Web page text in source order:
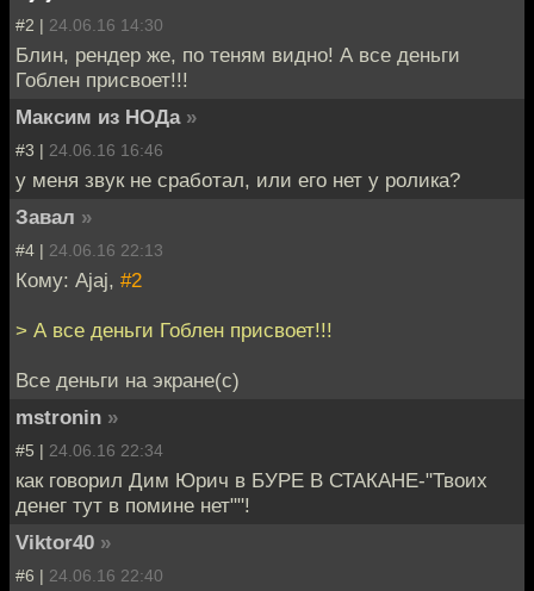
#2 | 24.06.16 14:30
Блин, рендер же, по теням видно! А все деньги
Гоблен присвоет!!!
Максим из НОДа »
#3 | 24.06.16 16:46
у меня звук не сработал, или его нет у ролика?
Завал »
#4 | 24.06.16 22:13
Кому: Ajaj, #2
> А все деньги Гоблен присвоет!!!
Все деньги на экране(с)
mstronin »
#5 | 24.06.16 22:34
как говорил Дим Юрич в БУРЕ В СТАКАНЕ-"Твоих
денег тут в помине нет""!
Viktor40 »
#6 | 24.06.16 22:40